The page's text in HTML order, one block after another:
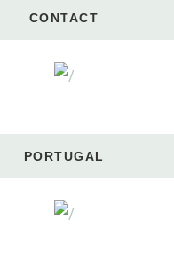
CONTACT
PORTUGAL